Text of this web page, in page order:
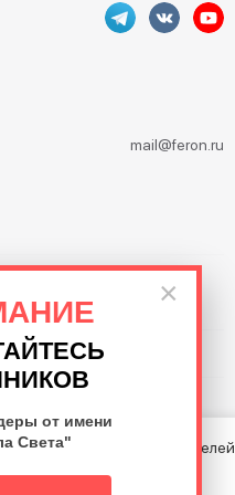
×
от имени
Света"
mail@feron.ru
сайт носит
поведения посетителей